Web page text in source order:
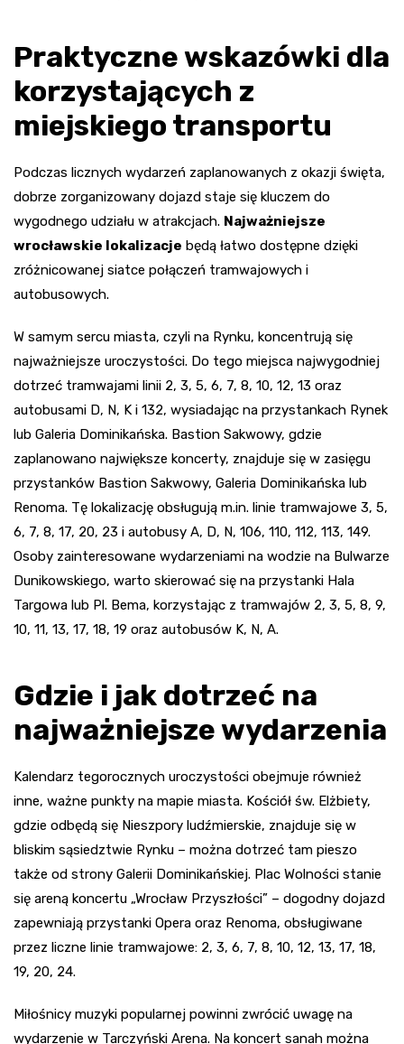
Praktyczne wskazówki dla
korzystających z
miejskiego transportu
Podczas licznych wydarzeń zaplanowanych z okazji święta,
dobrze zorganizowany dojazd staje się kluczem do
wygodnego udziału w atrakcjach. Najważniejsze
wrocławskie lokalizacje będą łatwo dostępne dzięki
zróżnicowanej siatce połączeń tramwajowych i
autobusowych.
W samym sercu miasta, czyli na Rynku, koncentrują się
najważniejsze uroczystości. Do tego miejsca najwygodniej
dotrzeć tramwajami linii 2, 3, 5, 6, 7, 8, 10, 12, 13 oraz
autobusami D, N, K i 132, wysiadając na przystankach Rynek
lub Galeria Dominikańska. Bastion Sakwowy, gdzie
zaplanowano największe koncerty, znajduje się w zasięgu
przystanków Bastion Sakwowy, Galeria Dominikańska lub
Renoma. Tę lokalizację obsługują m.in. linie tramwajowe 3, 5,
6, 7, 8, 17, 20, 23 i autobusy A, D, N, 106, 110, 112, 113, 149.
Osoby zainteresowane wydarzeniami na wodzie na Bulwarze
Dunikowskiego, warto skierować się na przystanki Hala
Targowa lub Pl. Bema, korzystając z tramwajów 2, 3, 5, 8, 9,
10, 11, 13, 17, 18, 19 oraz autobusów K, N, A.
Gdzie i jak dotrzeć na
najważniejsze wydarzenia
Kalendarz tegorocznych uroczystości obejmuje również
inne, ważne punkty na mapie miasta. Kościół św. Elżbiety,
gdzie odbędą się Nieszpory ludźmierskie, znajduje się w
bliskim sąsiedztwie Rynku – można dotrzeć tam pieszo
także od strony Galerii Dominikańskiej. Plac Wolności stanie
się areną koncertu „Wrocław Przyszłości” – dogodny dojazd
zapewniają przystanki Opera oraz Renoma, obsługiwane
przez liczne linie tramwajowe: 2, 3, 6, 7, 8, 10, 12, 13, 17, 18,
19, 20, 24.
Miłośnicy muzyki popularnej powinni zwrócić uwagę na
wydarzenie w Tarczyński Arena. Na koncert sanah można